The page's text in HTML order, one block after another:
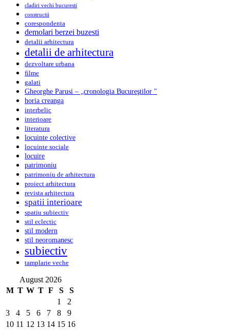
cladiri vechi bucuresti
constructii
corespondenta
demolari berzei buzesti
detalii arhitectura
detalii de arhitectura
dezvoltare urbana
filme
galati
Gheorghe Parusi – „cronologia Bucureştilor "
horia creanga
interbelic
interioare
literatura
locuinte colective
locuinte sociale
locuire
patrimoniu
patrimoniu de arhitectura
proiect arhitectura
revista arhitectura
spatii interioare
spatiu subiectiv
stil eclectic
stil modern
stil neoromanesc
subiectiv
tamplarie veche
August 2026
M T W T F S
S
1
2
3
4 5 6 7 8
9
10 11 12 13 14 15 16